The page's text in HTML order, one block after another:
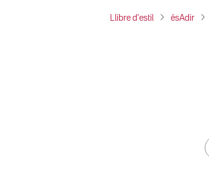
Llibre d'estil ésAdir